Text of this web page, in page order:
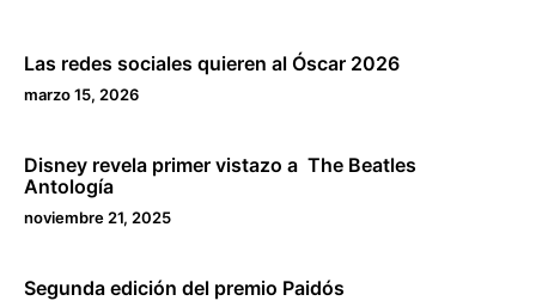
Las redes sociales quieren al Óscar 2026
marzo 15, 2026
Disney revela primer vistazo a The Beatles
Antología
noviembre 21, 2025
Segunda edición del premio Paidós